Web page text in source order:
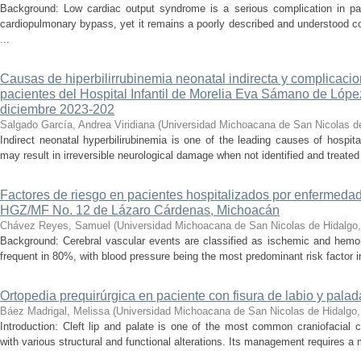
Background: Low cardiac output syndrome is a serious complication in
cardiopulmonary bypass, yet it remains a poorly described and understood
...
Causas de hiperbilirrubinemia neonatal indirecta y
pacientes del Hospital Infantil de Morelia Eva Sámano de
diciembre 2023-202
Salgado García, Andrea Viridiana (Universidad Michoacana de San Nicolas
Indirect neonatal hyperbilirubinemia is one of the leading causes of
may result in irreversible neurological damage when not identified and
Factores de riesgo en pacientes hospitalizados por
HGZ/MF No. 12 de Lázaro Cárdenas, Michoacán
Chávez Reyes, Samuel (Universidad Michoacana de San Nicolas de Hidalgo
Background: Cerebral vascular events are classified as ischemic and
frequent in 80%, with blood pressure being the most predominant risk factor
Ortopedia prequirúrgica en paciente con fisura de labio y
Báez Madrigal, Melissa (Universidad Michoacana de San Nicolas de Hidalgo
Introduction: Cleft lip and palate is one of the most common craniofacial
with various structural and functional alterations. Its management requires a